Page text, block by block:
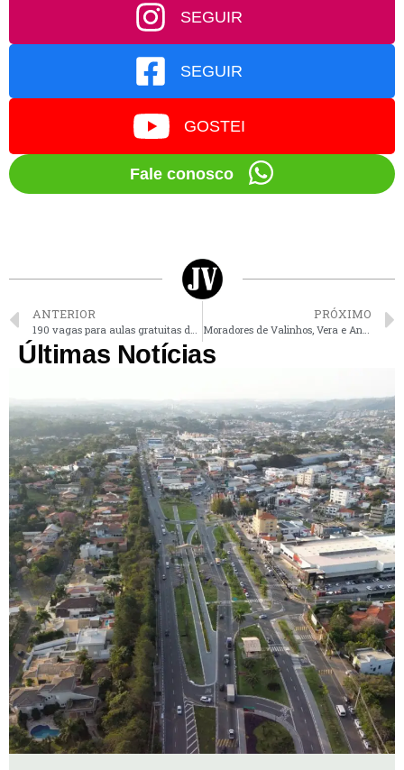
SEGUIR
SEGUIR
GOSTEI
Fale conosco
ANTERIOR
190 vagas para aulas gratuitas de jazz têm inscrições até 3ª feira em Valinhos
PRÓXIMO
Moradores de Valinhos, Vera e André se conheceram em 1983 em uma rede de joalheria
Últimas Notícias